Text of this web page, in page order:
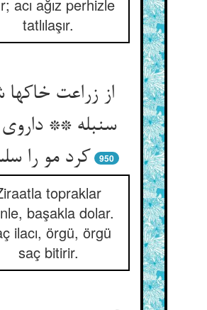
acı ağız perhizle
tatlılaşır.
از زراعت خاکها
سنبله ** داروی
کرد مو را
950
topraklar
başakla dolar.
ilacı, örgü, örgü
saç bitirir.